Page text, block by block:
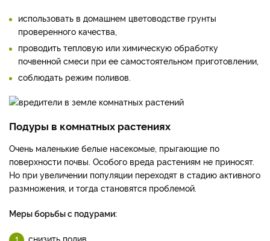
использовать в домашнем цветоводстве грунты
проверенного качества,
проводить тепловую или химическую обработку
почвенной смеси при ее самостоятельном приготовлении,
соблюдать режим поливов.
Подуры в комнатных растениях
Очень маленькие белые насекомые, прыгающие по
поверхности почвы. Особого вреда растениям не приносят.
Но при увеличении популяции переходят в стадию активного
размножения, и тогда становятся проблемой.
Меры борьбы с подурами:
снизить полив,